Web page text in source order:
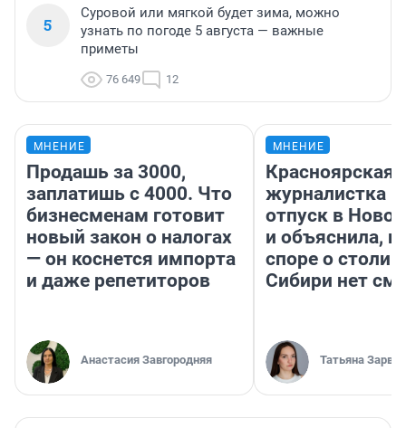
5
Суровой или мягкой будет зима, можно
узнать по погоде 5 августа — важные
приметы
76 649 12
МНЕНИЕ
Продашь за 3000,
заплатишь с 4000. Что
бизнесменам готовит
новый закон о налогах
— он коснется импорта
и даже репетиторов
Анастасия Завгородняя
МНЕНИЕ
Красноярская
журналистка
отпуск в
и объяснила,
споре о
Сибири нет
Татьяна Зарва